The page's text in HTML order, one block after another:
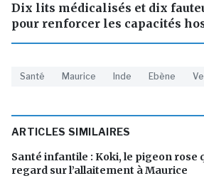
Dix lits médicalisés et dix
pour renforcer les capacités
Santé Maurice Inde Ebène
ARTICLES SIMILAIRES
Santé infantile : Koki, le pigeon rose
regard sur l’allaitement à Maurice